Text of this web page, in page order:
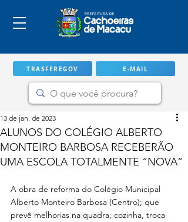
TRASFEREGOV E-MAIL
ALUNOS DO COLÉGIO ALBERTO
MONTEIRO BARBOSA RECEBERÃO
UMA ESCOLA TOTALMENTE “NOVA”
13 de jan. de 2023
A obra de reforma do Colégio Municipal
Alberto Monteiro Barbosa (Centro); que
prevê melhorias na quadra, cozinha, troca